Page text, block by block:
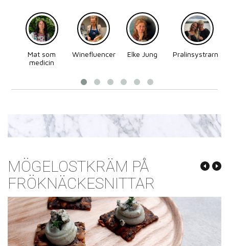
Mat som
medicin
Winefluencer Elke Jung
Pralinsystrarna
MÖGELOSTKRÄM PÅ
FRÖKNÄCKESNITTAR